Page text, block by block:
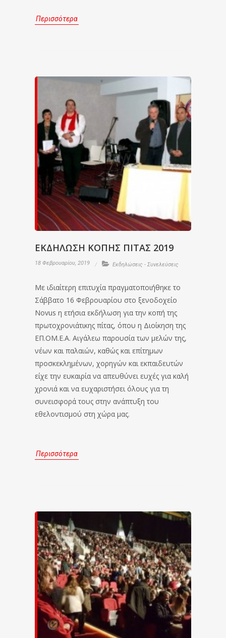
Περισσότερα
ΕΚΔΗΛΩΣΗ ΚΟΠΗΣ ΠΙΤΑΣ 2019
18 Φεβρουαρίου, 2019 Εκδηλώσεις - Συνελεύσεις
Με ιδιαίτερη επιτυχία πραγματοποιήθηκε το
Σάββατο 16 Φεβρουαρίου στο ξενοδοχείο
Novus η ετήσια εκδήλωση για την κοπή της
πρωτοχρονιάτικης πίτας, όπου η Διοίκηση της
ΕΠ.ΟΜ.Ε.Α. Αιγάλεω παρουσία των μελών της,
νέων και παλαιών, καθώς και επίτημων
προσκεκλημένων, χορηγών και εκπαιδευτών
είχε την ευκαιρία να απευθύνει ευχές για καλή
χρονιά και να ευχαριστήσει όλους για τη
συνεισφορά τους στην ανάπτυξη του
εθελοντισμού στη χώρα μας.
Περισσότερα